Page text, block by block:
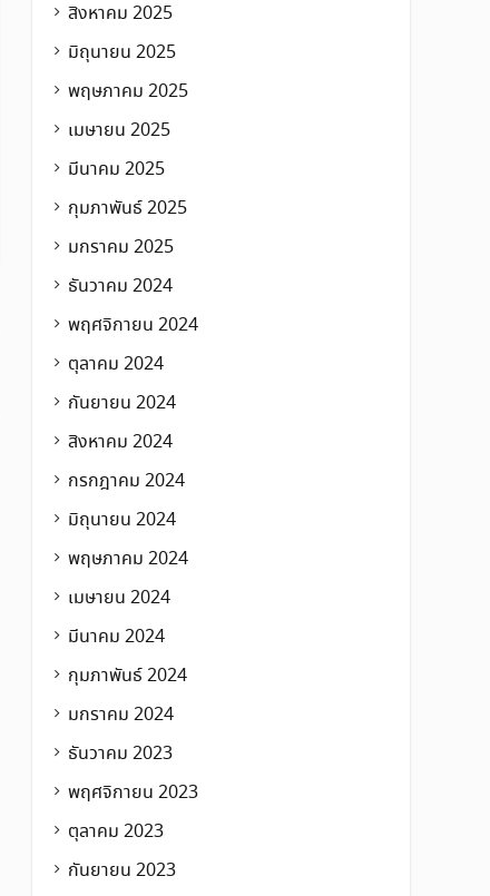
สิงหาคม 2025
มิถุนายน 2025
พฤษภาคม 2025
เมษายน 2025
มีนาคม 2025
กุมภาพันธ์ 2025
มกราคม 2025
ธันวาคม 2024
พฤศจิกายน 2024
ตุลาคม 2024
กันยายน 2024
สิงหาคม 2024
กรกฎาคม 2024
มิถุนายน 2024
พฤษภาคม 2024
เมษายน 2024
มีนาคม 2024
กุมภาพันธ์ 2024
มกราคม 2024
ธันวาคม 2023
พฤศจิกายน 2023
ตุลาคม 2023
กันยายน 2023